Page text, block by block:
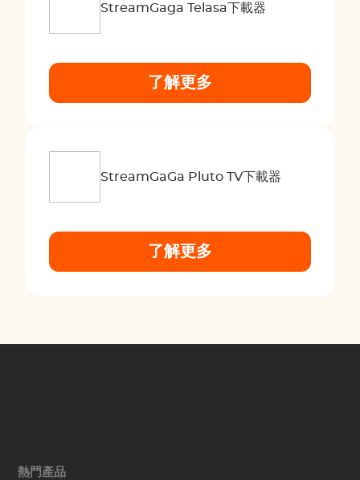
StreamGaga Telasa下載器
了解更多
StreamGaGa Pluto TV下載器
了解更多
熱門產品